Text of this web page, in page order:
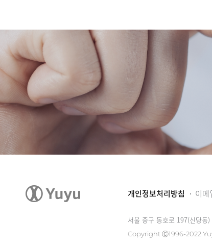
개인정보처리방침 이메
서울 중구 동호로 197(신당동)
Copyright Ⓒ1996-2022